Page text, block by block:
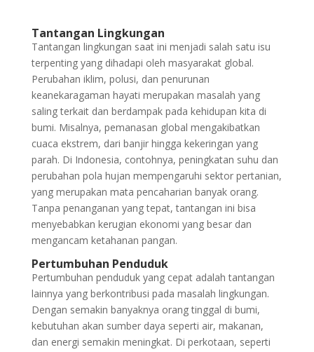
Tantangan Lingkungan
Tantangan lingkungan saat ini menjadi salah satu isu
terpenting yang dihadapi oleh masyarakat global.
Perubahan iklim, polusi, dan penurunan
keanekaragaman hayati merupakan masalah yang
saling terkait dan berdampak pada kehidupan kita di
bumi. Misalnya, pemanasan global mengakibatkan
cuaca ekstrem, dari banjir hingga kekeringan yang
parah. Di Indonesia, contohnya, peningkatan suhu dan
perubahan pola hujan mempengaruhi sektor pertanian,
yang merupakan mata pencaharian banyak orang.
Tanpa penanganan yang tepat, tantangan ini bisa
menyebabkan kerugian ekonomi yang besar dan
mengancam ketahanan pangan.
Pertumbuhan Penduduk
Pertumbuhan penduduk yang cepat adalah tantangan
lainnya yang berkontribusi pada masalah lingkungan.
Dengan semakin banyaknya orang tinggal di bumi,
kebutuhan akan sumber daya seperti air, makanan,
dan energi semakin meningkat. Di perkotaan, seperti